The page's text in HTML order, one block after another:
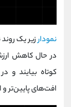
نمودارزیر یک
در حال کاهش
کوتاه بیایند و
افت‌های پایین‌تر